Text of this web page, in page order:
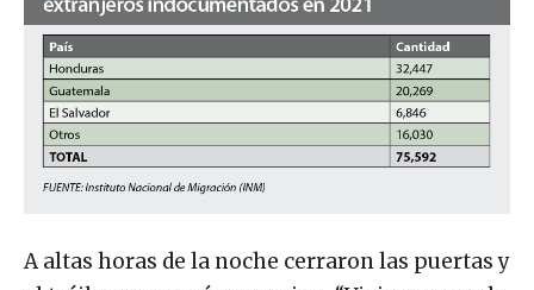
A altas horas de la noche cerraron las puertas y